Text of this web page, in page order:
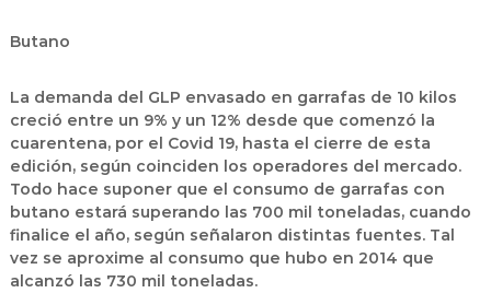
Butano
La demanda del GLP envasado en garrafas de 10 kilos
creció entre un 9% y un 12% desde que comenzó la
cuarentena, por el Covid 19, hasta el cierre de esta
edición, según coinciden los operadores del mercado.
Todo hace suponer que el consumo de garrafas con
butano estará superando las 700 mil toneladas, cuando
finalice el año, según señalaron distintas fuentes. Tal
vez se aproxime al consumo que hubo en 2014 que
alcanzó las 730 mil toneladas.